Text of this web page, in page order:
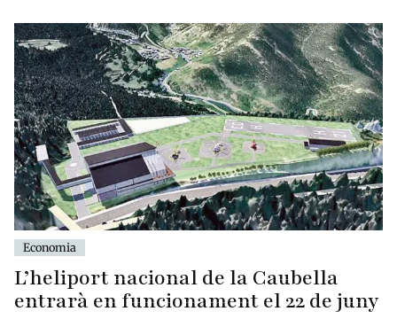
Economia
L’heliport nacional de la Caubella
entrarà en funcionament el 22 de juny